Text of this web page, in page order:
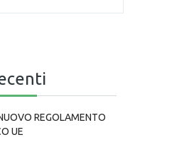
REGOLAMENTO
UE